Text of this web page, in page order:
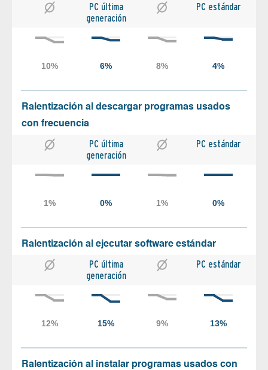
PC última
generación
PC estándar
Ralentización al descargar programas usados
con frecuencia
PC última
generación
PC estándar
Ralentización al ejecutar software estándar
PC última
generación
PC estándar
Ralentización al instalar programas usados con